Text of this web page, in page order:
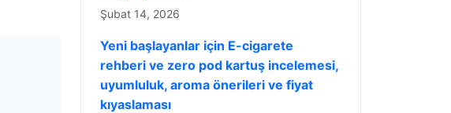
Şubat 14, 2026
Yeni başlayanlar için E-cigarete
rehberi ve zero pod kartuş incelemesi,
uyumluluk, aroma önerileri ve fiyat
kıyaslaması